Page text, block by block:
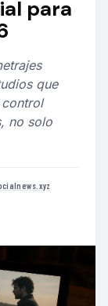
para
que
no solo